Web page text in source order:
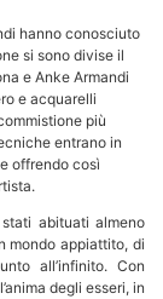
hanno conosciuto
si sono divise il
e Anke Armandi
e acquarelli
più
entrano in
offrendo così
abituati almeno
mondo appiattito, di
all’infinito. Con
degli esseri, in